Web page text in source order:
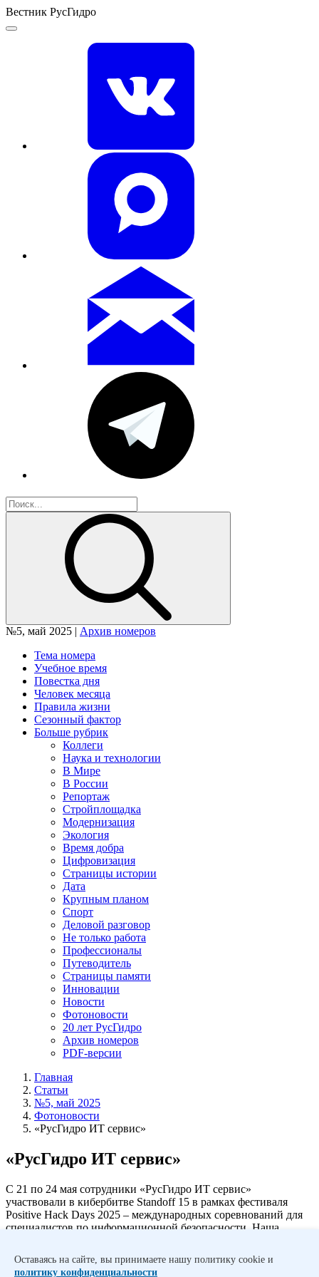
Вестник РусГидро
№5, май 2025 | Архив номеров
Тема номера
Учебное время
Повестка дня
Человек месяца
Правила жизни
Сезонный фактор
Больше рубрик
Коллеги
Наука и технологии
В Мире
В России
Репортаж
Стройплощадка
Модернизация
Экология
Время добра
Цифровизация
Страницы истории
Дата
Крупным планом
Спорт
Деловой разговор
Не только работа
Профессионалы
Путеводитель
Страницы памяти
Инновации
Новости
Фотоновости
20 лет РусГидро
Архив номеров
PDF-версии
Главная
Статьи
№5, май 2025
Фотоновости
«РусГидро ИТ сервис»
«РусГидро ИТ сервис»
С 21 по 24 мая сотрудники «РусГидро ИТ сервис»
участвовали в кибербитве Standoff 15 в рамках фестиваля
Positive Hack Days 2025 – международных соревнований для
специалистов по информационной безопасности. Наша
«Эффективная стратегия защиты». Коллеги прошли через
четыре дня сложных испытаний. «Красные команды» хакеров
Оставаясь на сайте, вы принимаете нашу политику cookie и
политику конфиденциальности